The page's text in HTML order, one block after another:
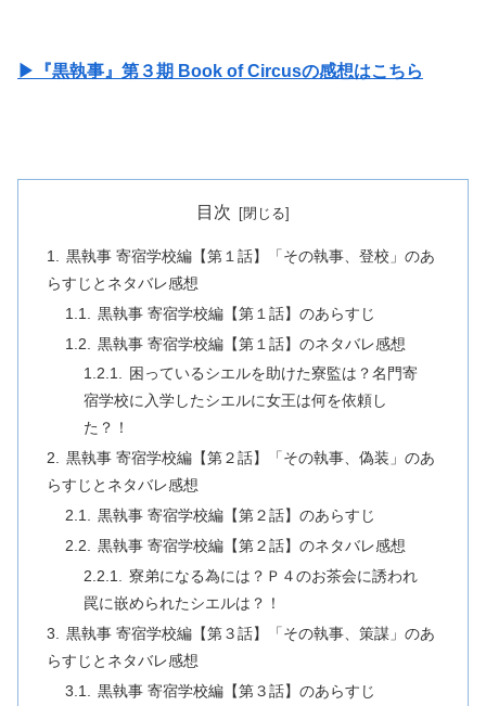
▶『黒執事』第３期 Book of Circusの感想はこちら
目次
黒執事 寄宿学校編【第１話】「その執事、登校」のあ
らすじとネタバレ感想
黒執事 寄宿学校編【第１話】のあらすじ
黒執事 寄宿学校編【第１話】のネタバレ感想
困っているシエルを助けた寮監は？名門寄
宿学校に入学したシエルに女王は何を依頼し
た？！
黒執事 寄宿学校編【第２話】「その執事、偽装」のあ
らすじとネタバレ感想
黒執事 寄宿学校編【第２話】のあらすじ
黒執事 寄宿学校編【第２話】のネタバレ感想
寮弟になる為には？Ｐ４のお茶会に誘われ
罠に嵌められたシエルは？！
黒執事 寄宿学校編【第３話】「その執事、策謀」のあ
らすじとネタバレ感想
黒執事 寄宿学校編【第３話】のあらすじ